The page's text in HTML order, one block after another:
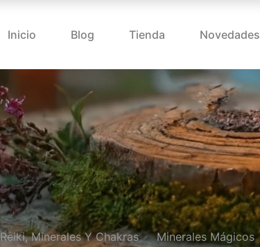
Inicio Blog Tienda Novedades
Reiki, Minerales Y Chakras Minerales Mágicos